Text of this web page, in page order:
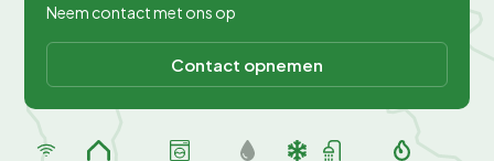
Neem contact met ons op
Contact opnemen